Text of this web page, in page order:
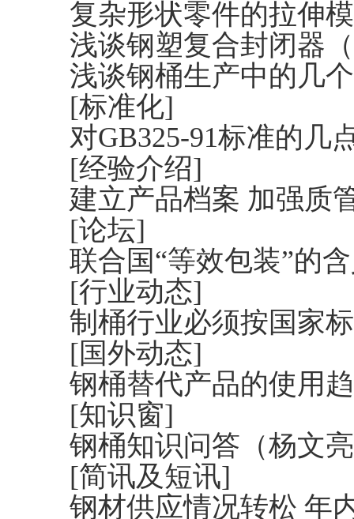
复杂形状零件的拉伸
浅谈钢塑复合封闭器
浅谈钢桶生产中的几
[标准化]
对GB325-91标准的几
[经验介绍]
建立产品档案 加强质
[论坛]
联合国“等效包装”的
[行业动态]
制桶行业必须按国家
[国外动态]
钢桶替代产品的使用
[知识窗]
钢桶知识问答（杨文
[简讯及短讯]
钢材供应情况转松 年